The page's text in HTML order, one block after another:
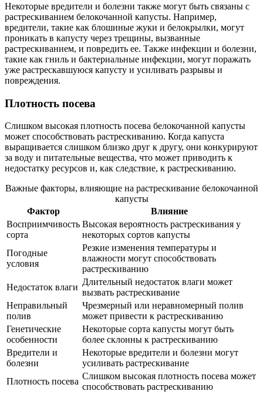
Некоторые вредители и болезни также могут быть связаны с
растрескиванием белокочанной капусты. Например,
вредители, такие как блошиные жуки и белокрылки, могут
проникать в капусту через трещины, вызванные
растрескиванием, и повредить ее. Также инфекции и болезни,
такие как гниль и бактериальные инфекции, могут поражать
уже растрескавшуюся капусту и усиливать разрывы и
повреждения.
Плотность посева
Слишком высокая плотность посева белокочанной капусты
может способствовать растрескиванию. Когда капуста
выращивается слишком близко друг к другу, они конкурируют
за воду и питательные вещества, что может приводить к
недостатку ресурсов и, как следствие, к растрескиванию.
Важные факторы, влияющие на растрескивание белокочанной
капусты
Фактор
Влияние
Восприимчивость
сорта
Высокая вероятность растрескивания у
некоторых сортов капусты
Погодные
условия
Резкие изменения температуры и
влажности могут способствовать
растрескиванию
Недостаток влаги
Длительный недостаток влаги может
вызвать растрескивание
Неправильный
полив
Чрезмерный или неравномерный полив
может привести к растрескиванию
Генетические
особенности
Некоторые сорта капусты могут быть
более склонны к растрескиванию
Вредители и
болезни
Некоторые вредители и болезни могут
усиливать растрескивание
Плотность посева
Слишком высокая плотность посева может
способствовать растрескиванию